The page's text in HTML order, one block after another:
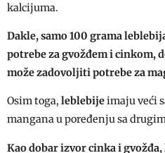
kalcijuma.
Dakle, samo 100 grama
potrebe za gvožđem i cinkom,
može zadovoljiti potrebe za
Osim toga, leblebijeimaju veći
mangana u poređenju sa
Kao dobar izvor cinka i